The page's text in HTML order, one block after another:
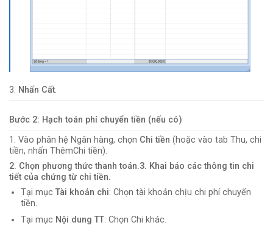
3. Nhấn Cất.
Bước 2: Hạch toán phí chuyển tiền (nếu có)
1. Vào phân hệ Ngân hàng, chọn Chi tiền (hoặc vào tab Thu, chi
tiền, nhấn ThêmChi tiền).
2. Chọn phương thức thanh toán.3. Khai báo các thông tin chi
tiết của chứng từ chi tiền.
Tại mụcTài khoản chi: Chọn tài khoản chịu chi phí chuyển
tiền.
Tại mục Nội dung TT: Chọn Chi khác.